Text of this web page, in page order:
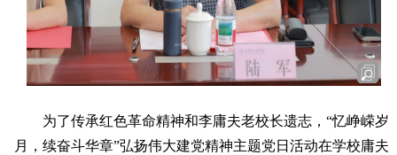
为了传承红色革命精神和李庸夫老校长遗志，“忆峥嵘岁
月，续奋斗华章”弘扬伟大建党精神主题党日活动在学校庸夫